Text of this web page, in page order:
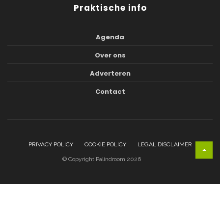
Praktische info
Agenda
Over ons
Adverteren
Contact
PRIVACY POLICY COOKIE POLICY LEGAL DISCLAIMER
© Copyright Palindroom 2026